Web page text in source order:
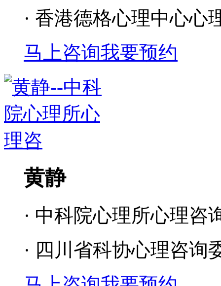
· 香港德格心理中心心
马上咨询我要预约
黄静
· 中科院心理所心理咨
· 四川省科协心理咨询